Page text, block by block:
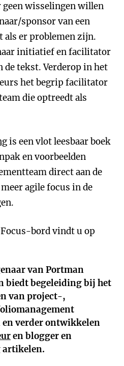
wisselingen willen
sponsor van een
er problemen zijn.
initiatief en facilitator
tekst. Verderop in het
het begrip facilitator
die optreedt als
is een vlot leesbaar boek
en voorbeelden
direct aan de
agile focus in de
bord vindt u op
van Portman
biedt begeleiding bij het
van project-,
verder ontwikkelen
en blogger en
artikelen.